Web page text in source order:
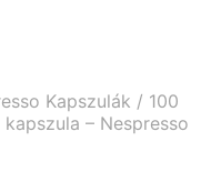
Kapszulák / 100
– Nespresso